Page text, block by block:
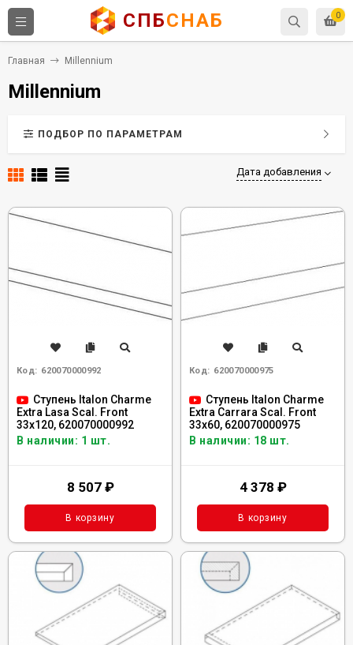
0
СПБСНАБ
Главная Millennium
Millennium
ПОДБОР ПО ПАРАМЕТРАМ
Дата добавления
Код: 620070000992
Ступень Italon Charme
Extra Lasa Scal. Front
33x120, 620070000992
В наличии: 1 шт.
8 507 ₽
В корзину
Код: 620070000975
Ступень Italon Charme
Extra Carrara Scal. Front
33x60, 620070000975
В наличии: 18 шт.
4 378 ₽
В корзину